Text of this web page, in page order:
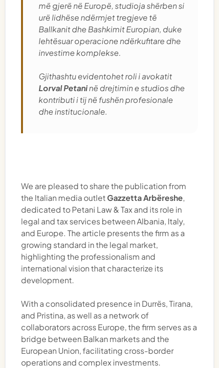
një rrjet bashkëpunëtorësh në Itali dhe
më gjerë në Europë, studioja shërben si
urë lidhëse ndërmjet tregjeve të
Ballkanit dhe Bashkimit Europian, duke
lehtësuar operacione ndërkufitare dhe
Gjithashtu evidentohet roli i avokatit
Lorval Petaninë drejtimin e studios dhe
kontributi i tij në fushën profesionale
We are pleased to share the publication from
the Italian media outletGazzetta Arbëreshe
dedicated to Petani Law & Tax and its role in
legal and tax services between Albania, Italy,
and Europe. The article presents the firm as a
growing standard in the legal market,
highlighting the professionalism and
international vision that characterize its
With a consolidated presence in Durrës, Tirana,
and Pristina, as well as a network of
collaborators across Europe, the firm serves as a
bridge between Balkan markets and the
European Union, facilitating cross-border